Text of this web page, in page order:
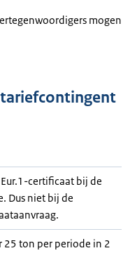
mogen
Eur.1-certificaat bij de
Dus niet bij de
25 ton per periode in 2